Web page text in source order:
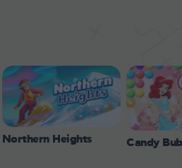
Northern Heights Candy